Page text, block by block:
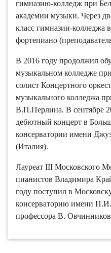
гимназию-колледж при
академии музыки. Через
класс гимназии-колледжа
фортепиано
В 2016 году продолжил
музыкальном колледже
солист Концертного
музыкального колледжа
В.П.Перлина. В сентябре
дебютный концерт в
консерватории имени
(Италия).
Лауреат III Московского
пианистов Владимира
году поступил в
консерваторию имени
профессора В.